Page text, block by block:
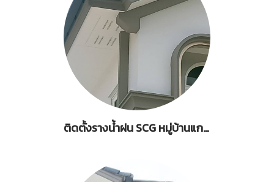
ติดตั้งรางน้ำฝน SCG หมู่บ้านแกรนดิโอ สุขสวัสดิ์-พระราม 3 ซ.สุขสวัสดิ์ 30 ราษฎร์บูรณะ กรุงเทพมหานคร 2